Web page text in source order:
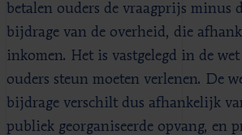
betalen ouders de vraagprijs minus
bijdrage van de overheid, die
inkomen. Het is vastgelegd in de wet
ouders steun moeten verlenen. De
bijdrage verschilt dus afhankelijk
publiek georganiseerde opvang, en